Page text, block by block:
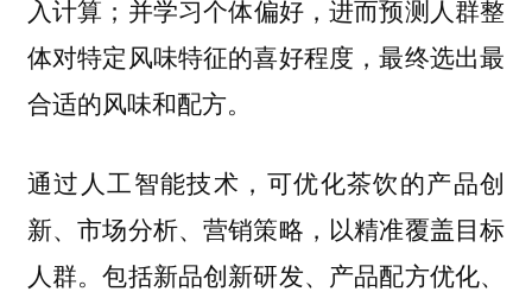
入计算；并学习个体偏好，进而预测人群整
体对特定风味特征的喜好程度，最终选出最
合适的风味和配方。
通过人工智能技术，可优化茶饮的产品创
新、市场分析、营销策略，以精准覆盖目标
人群。包括新品创新研发、产品配方优化、